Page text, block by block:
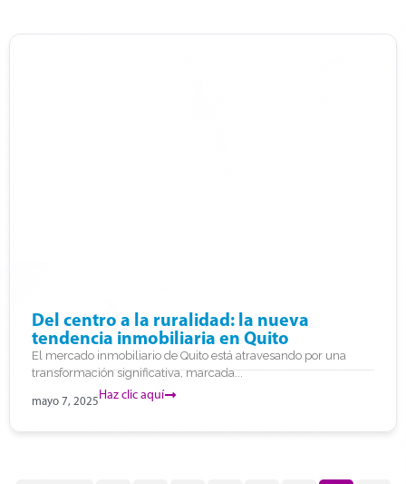
Del centro a la ruralidad: la nueva
tendencia inmobiliaria en Quito
El mercado inmobiliario de Quito está atravesando por una
transformación significativa, marcada...
mayo 7, 2025Haz clic aquí